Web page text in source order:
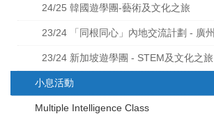
24/25 韓國遊學團-藝術及文化之旅
23/24 「同根同心」內地交流計劃 - 廣州
23/24 新加坡遊學團 - STEM及文化之旅
小息活動
Multiple Intelligence Class